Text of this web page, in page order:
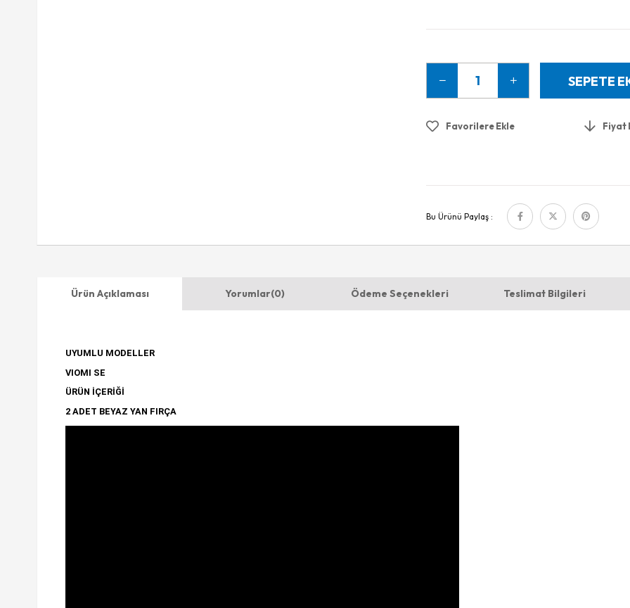
Favorilere Ekle Fiyat
Bu Ürünü Paylaş :
Ürün Açıklaması Yorumlar(0) Ödeme Seçenekleri Teslimat Bilgileri
UYUMLU MODELLER
VIOMI SE
ÜRÜN İÇERİĞİ
2 ADET BEYAZ YAN FIRÇA